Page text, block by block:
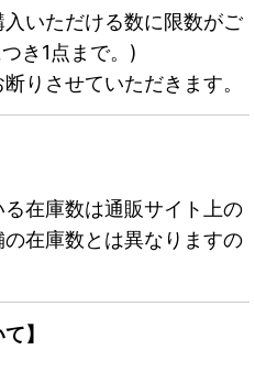
いただける数に限数がご
き1点まで。)
りさせていただきます。
在庫数は通販サイト上の
在庫数とは異なりますの
】